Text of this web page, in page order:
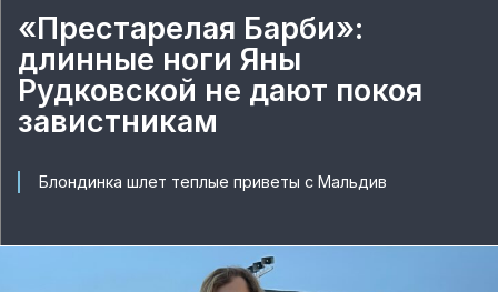
«Престарелая Барби»:
длинные ноги Яны
Рудковской не дают покоя
завистникам
Блондинка шлет теплые приветы с Мальдив